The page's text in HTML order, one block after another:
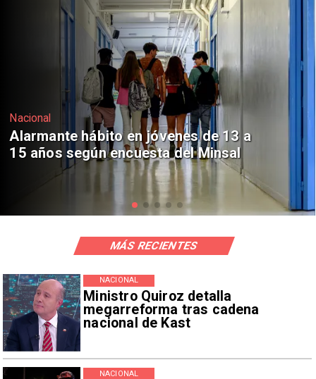
Regiones
Aprueban creación del Parque
Sebastián Piñera con inversión de $4
mil millones
Ministro Quiroz detalla
megarreforma tras cadena
nacional de Kast
NACIONAL
NACIONAL
MÁS RECIENTES